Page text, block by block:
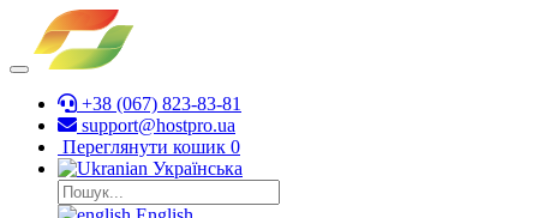
+38 (067) 823-83-81
support@hostpro.ua
Переглянути кошик 0
Українська